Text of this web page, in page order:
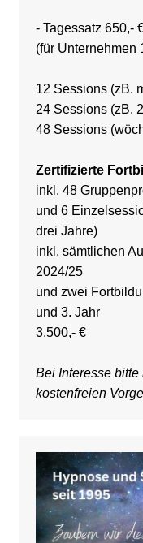
- Tagessatz 650,-
(für Unternehmen
12 Sessions (zB.
24 Sessions (zB.
48 Sessions
Zertifizierte
inkl. 48
und 6
drei Jahre)
inkl. sämtlichen
2024/25
und zwei
und 3. Jahr
3.500,- €
Bei Interesse
kostenfreien